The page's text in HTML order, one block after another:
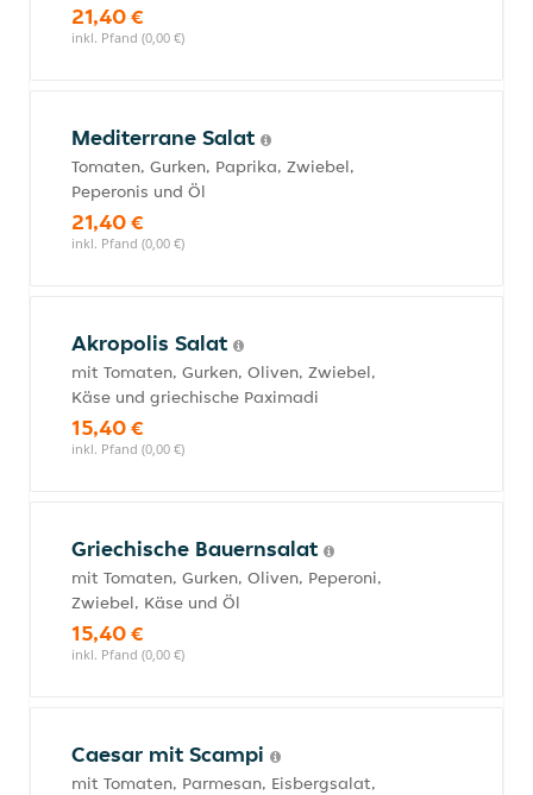
21,40 €
inkl. Pfand (0,00 €)
Mediterrane Salat
Tomaten, Gurken, Paprika, Zwiebel,
Peperonis und Öl
21,40 €
inkl. Pfand (0,00 €)
Akropolis Salat
mit Tomaten, Gurken, Oliven, Zwiebel,
Käse und griechische Paximadi
15,40 €
inkl. Pfand (0,00 €)
Griechische Bauernsalat
mit Tomaten, Gurken, Oliven, Peperoni,
Zwiebel, Käse und Öl
15,40 €
inkl. Pfand (0,00 €)
Caesar mit Scampi
mit Tomaten, Parmesan, Eisbergsalat,